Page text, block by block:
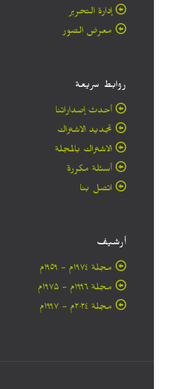
إدارة التحرير
معرض الصور
روابط سريعة
أحدث إصداراتنا
تجديد الاشتراك
الاشتراك بالمجلة
أسئلة مكررة
اتصل بنا
أرشيف
مجلة ۱۹۷٤م - ١٩٥٩م
مجلة ۱۹۹٦م - ۱۹۷۵م
مجلة ۲۰۲٤م - ۱۹۹۷م